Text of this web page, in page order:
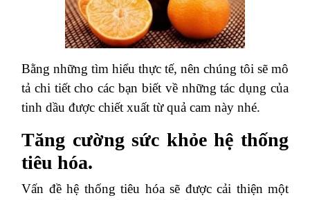
Bằng những tìm hiểu thực tế, nên chúng tôi sẽ mô
tả chi tiết cho các bạn biết về những tác dụng của
tinh dầu được chiết xuất từ quả cam này nhé.
Tăng cường sức khỏe hệ thống
tiêu hóa.
Vấn đề hệ thống tiêu hóa sẽ được cải thiện một